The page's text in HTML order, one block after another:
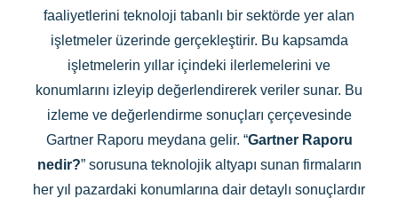
faaliyetlerini teknoloji tabanlı bir sektörde yer alan
işletmeler üzerinde gerçekleştirir. Bu kapsamda
işletmelerin yıllar içindeki ilerlemelerini ve
konumlarını izleyip değerlendirerek veriler sunar. Bu
izleme ve değerlendirme sonuçları çerçevesinde
Gartner Raporu meydana gelir. “Gartner Raporu
nedir?” sorusuna teknolojik altyapı sunan firmaların
her yıl pazardaki konumlarına dair detaylı sonuçlardır